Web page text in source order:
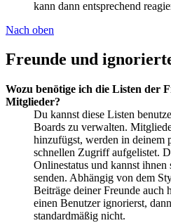
kann dann entsprechend
Nach oben
Freunde und
Wozu benötige ich die Listen der
Mitglieder?
Du kannst diese Listen
Boards zu verwalten.
hinzufügst, werden in deinem
schnellen Zugriff aufgelistet.
Onlinestatus und kannst
senden. Abhängig von dem
Beiträge deiner Freunde auch
einen Benutzer ignorierst,
standardmäßig nicht.